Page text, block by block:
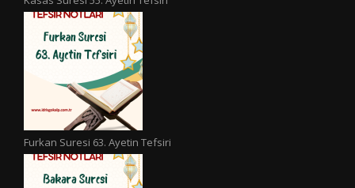
Furkan Suresi 63. Ayetin Tefsiri